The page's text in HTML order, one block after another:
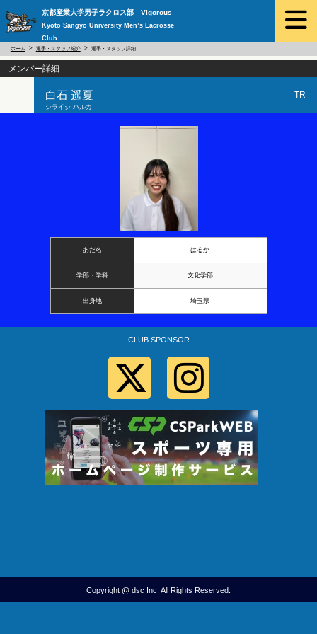
京都産業大学男子ラクロス部 Vigorous
Kyoto Sangyo University Men’s Lacrosse
Club
ホーム 選手・スタッフ紹介 選手・スタッフ詳細
メンバー詳細
白石 遥夏
シライシ ハルカ
TR
あだ名 はるか
学部・学科 文化学部
出身地 埼玉県
CLUB SPONSOR
Copyright @ dsc Inc. All Rights Reserved.